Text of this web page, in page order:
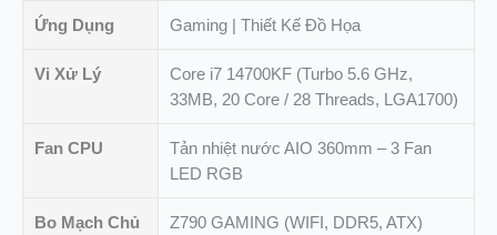
|
|
|
số
Ứng Dụng Gaming | Thiết Kế Đồ Họa
Vi Xử Lý
Core i7 14700KF (Turbo 5.6 GHz,
33MB, 20 Core / 28 Threads, LGA1700)
Fan CPU
Tản nhiệt nước AIO 360mm – 3 Fan
LED RGB
Bo Mạch Chủ Z790 GAMING (WIFI, DDR5, ATX)